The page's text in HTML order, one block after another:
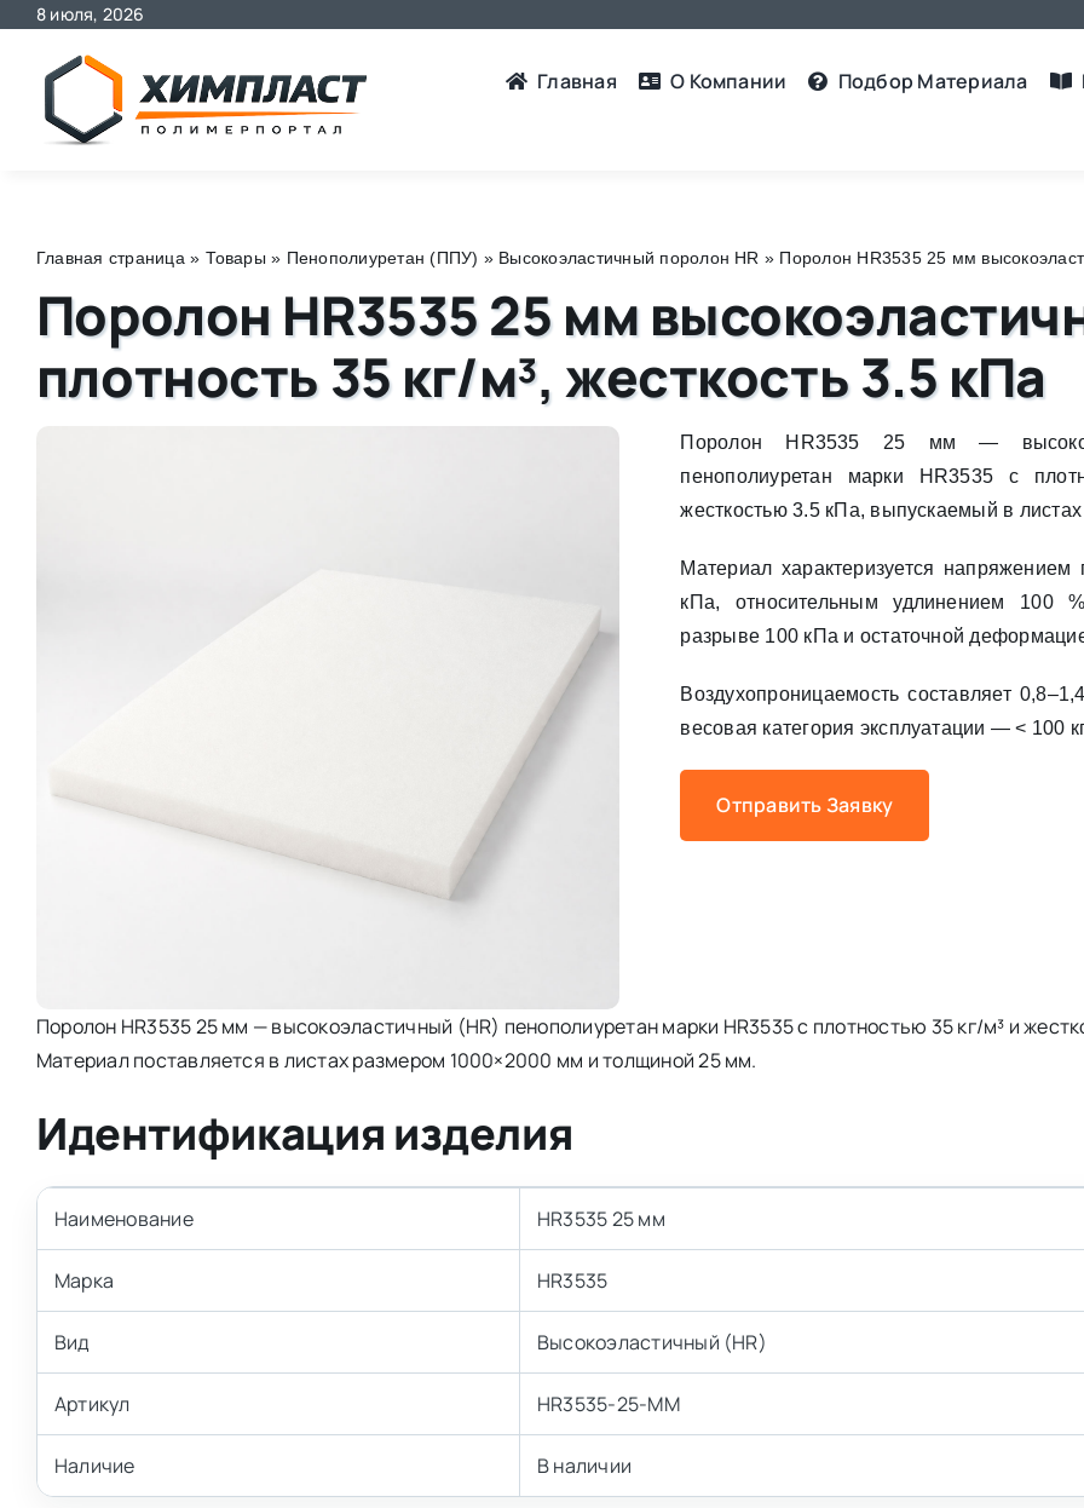
Skip
content
8 июля, 2026
Главная О Компании Подбор Материалa
Главная страница » Товары » Пенополиуретан (ППУ) » Высокоэластичный поролон HR » Поролон HR3535 25 мм
Поролон HR3535 25 мм
плотность 35 кг/м³, жесткость 3.5 кПа
Поролон HR3535 25 мм —
пенополиуретан марки HR3535 с
жесткостью 3.5 кПа, выпускаемый в
Материал характеризуется
кПа, относительным удлинением 100
разрыве 100 кПа и остаточной
Воздухопроницаемость составляет
весовая категория эксплуатации — < 100
Отправить Заявку
Поролон HR3535 25 мм — высокоэластичный (HR) пенополиуретан марки HR3535 с плотностью 35 кг/м³ и
Материал поставляется в листах размером 1000×2000 мм и толщиной 25 мм.
Идентификация изделия
Наименование HR3535 25 мм
Марка HR3535
Вид Высокоэластичный (HR)
Артикул HR3535-25-MM
Наличие В наличии